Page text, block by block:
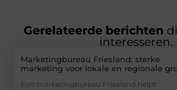
Gerelateerde berichten
interesseren.
Marketingbureau Friesland: sterke
marketing voor lokale en regionale
Een marketingbureau Friesland helpt